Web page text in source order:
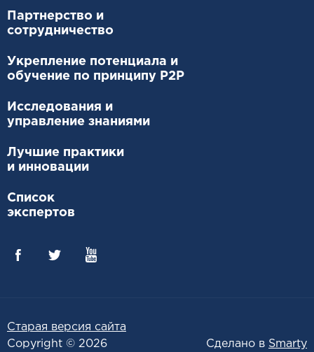
Партнерство и
сотрудничество
Укрепление потенциала и
обучение по принципу P2P
Исследования и
управление знаниями
Лучшие практики
и инновации
Список
экспертов
Старая версия сайта
Copyright © 2026
Сделано в Smarty